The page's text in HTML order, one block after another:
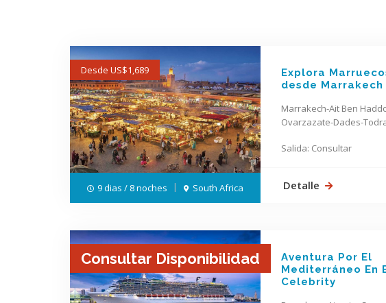
Desde US$1,689
9 dias / 8 noches South Africa
Explora
desde Marrakech
Marrakech-Ait Ben
Ovarzazate-Dades-
Salida: Consultar
Detalle
Consultar Disponibilidad
Aventura Por El
Mediterráneo En
Celebrity